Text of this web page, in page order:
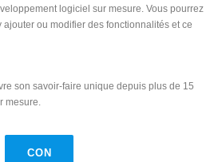
logiciel sur mesure. Vous pourrez
ou modifier des fonctionnalités et ce
son savoir-faire unique depuis plus de 15
mesure.
CON